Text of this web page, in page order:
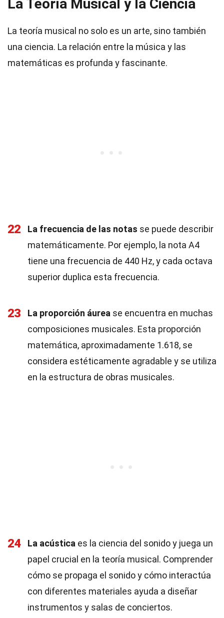
La Teoría Musical y la Ciencia
La teoría musical no solo es un arte, sino también
una ciencia. La relación entre la música y las
matemáticas es profunda y fascinante.
22 La frecuencia de las notas se puede describir
matemáticamente. Por ejemplo, la nota A4
tiene una frecuencia de 440 Hz, y cada octava
superior duplica esta frecuencia.
23 La proporción áurea se encuentra en muchas
composiciones musicales. Esta proporción
matemática, aproximadamente 1.618, se
considera estéticamente agradable y se utiliza
en la estructura de obras musicales.
24 La acústica es la ciencia del sonido y juega un
papel crucial en la teoría musical. Comprender
cómo se propaga el sonido y cómo interactúa
con diferentes materiales ayuda a diseñar
instrumentos y salas de conciertos.